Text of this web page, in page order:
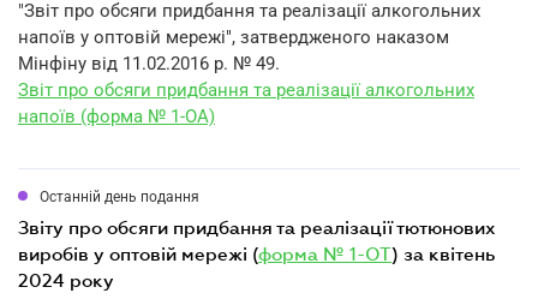
"Звіт про обсяги придбання та реалізації алкогольних
напоїв у оптовій мережі", затвердженого наказом
Мінфіну від 11.02.2016 р. № 49.
Звіт про обсяги придбання та реалізації алкогольних
напоїв (форма № 1-ОА)
Останній день подання
звіту про обсяги придбання та реалізації тютюнових
виробів у оптовій мережі (форма № 1-ОТ) за квітень
2024 року